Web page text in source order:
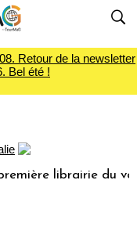
Retour de la newsletter
Bel été !
du voyage